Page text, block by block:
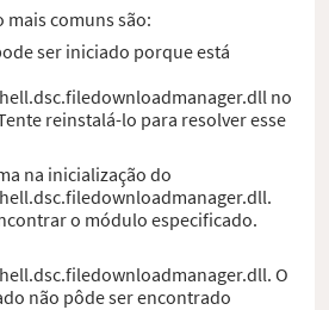
mais comuns são:
ser iniciado porque está
no
reinstalá-lo para resolver esse
na inicialização do
o módulo especificado.
O
não pôde ser encontrado